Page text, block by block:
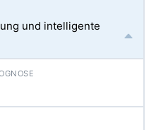
und intelligente